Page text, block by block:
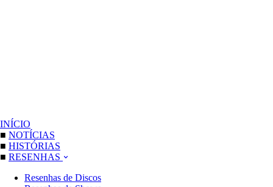
INÍCIO
■ NOTÍCIAS
■ HISTÓRIAS
■ RESENHAS
Resenhas de Discos